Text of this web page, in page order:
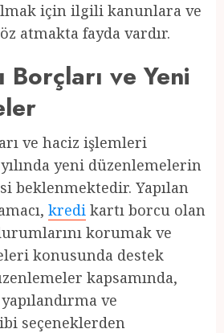
için ilgili kanunlara ve
atmakta fayda vardır.
Borçları ve Yeni
ve haciz işlemleri
yeni düzenlemelerin
beklenmektedir. Yapılan
kredi kartı borcu olan
korumak ve
konusunda destek
kapsamında,
ve
seçeneklerden